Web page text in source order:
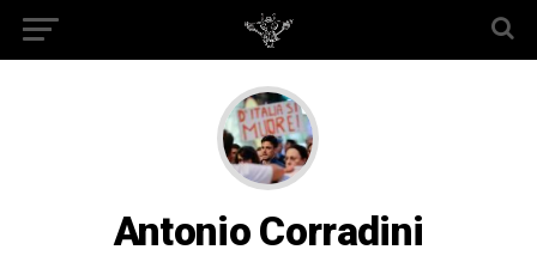
Antonio Corradini